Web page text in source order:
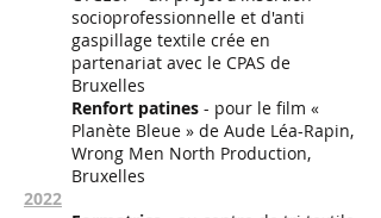
socioprofessionnelle et d'anti
gaspillage textile crée en
partenariat avec le CPAS de
Bruxelles
Renfort patines - pour le film «
Planète Bleue » de Aude Léa-Rapin,
Wrong Men North Production,
Bruxelles
2022